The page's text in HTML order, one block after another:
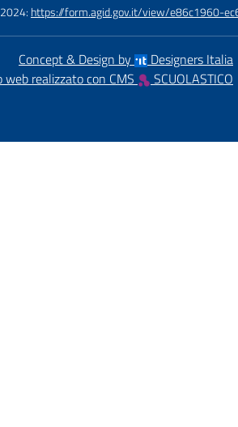
https://form.agid.gov.it/view/e86c1960-
Concept & Design by
Designers Italia
web realizzato con CMS
SCUOLASTICO